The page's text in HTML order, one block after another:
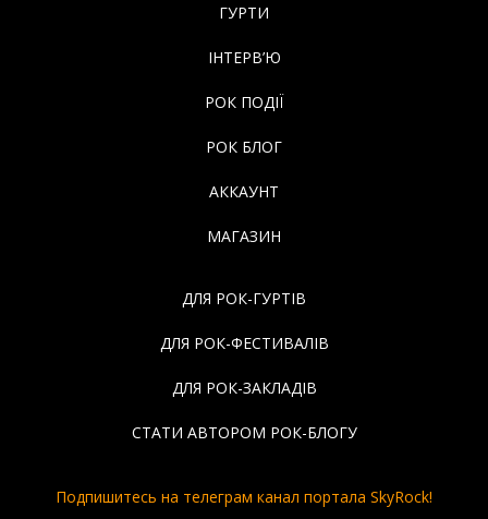
ГУРТИ
ІНТЕРВ’Ю
РОК ПОДІЇ
РОК БЛОГ
АККАУНТ
МАГАЗИН
ДЛЯ РОК-ГУРТІВ
ДЛЯ РОК-ФЕСТИВАЛІВ
ДЛЯ РОК-ЗАКЛАДІВ
СТАТИ АВТОРОМ РОК-БЛОГУ
Подпишитесь на телеграм канал портала SkyRock!